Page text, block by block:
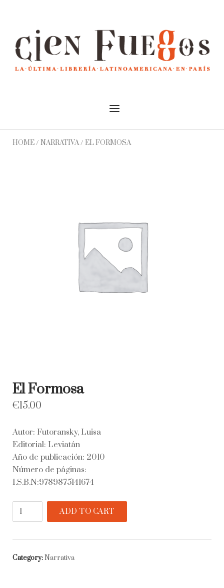
Menu
HOME/ NARRATIVA/ EL FORMOSA
El Formosa
€15.00
Autor: Futoransky, Luisa
Editorial: Leviatán
Año de publicación: 2010
Número de páginas:
I.S.B.N:9789875141674
ADD TO CART
Category:Narrativa